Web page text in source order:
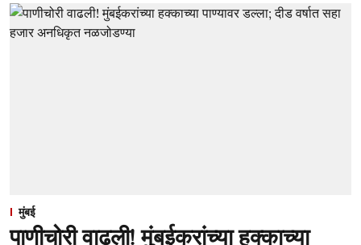
मुंबई
पाणीचोरी वाढली! मुंबईकरांच्या हक्काच्या